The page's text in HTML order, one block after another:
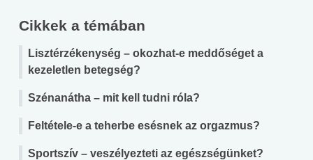
Cikkek a témában
Lisztérzékenység – okozhat-e meddőséget a
kezeletlen betegség?
Szénanátha – mit kell tudni róla?
Feltétele-e a teherbe esésnek az orgazmus?
Sportszív – veszélyezteti az egészségünket?